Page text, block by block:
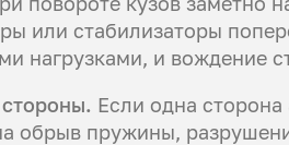
или стабилизаторы
нагрузками, и вождение
Если одна
обрыв пружины,